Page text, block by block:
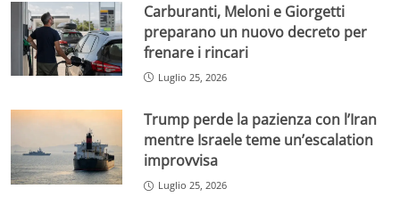
Carburanti, Meloni e Giorgetti
preparano un nuovo decreto per
frenare i rincari
Luglio 25, 2026
Trump perde la pazienza con l’Iran
mentre Israele teme un’escalation
improvvisa
Luglio 25, 2026